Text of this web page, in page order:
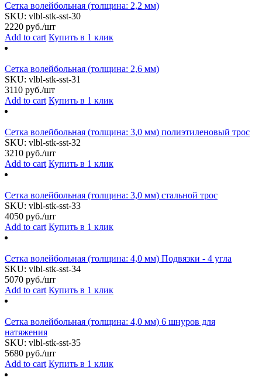
Сетка волейбольная (толщина: 2,2 мм)
SKU: vlbl-stk-sst-30
2220 руб./шт
Add to cart Купить в 1 клик
Сетка волейбольная (толщина: 2,6 мм)
SKU: vlbl-stk-sst-31
3110 руб./шт
Add to cart Купить в 1 клик
Сетка волейбольная (толщина: 3,0 мм) полиэтиленовый трос
SKU: vlbl-stk-sst-32
3210 руб./шт
Add to cart Купить в 1 клик
Сетка волейбольная (толщина: 3,0 мм) стальной трос
SKU: vlbl-stk-sst-33
4050 руб./шт
Add to cart Купить в 1 клик
Сетка волейбольная (толщина: 4,0 мм) Подвязки - 4 угла
SKU: vlbl-stk-sst-34
5070 руб./шт
Add to cart Купить в 1 клик
Сетка волейбольная (толщина: 4,0 мм) 6 шнуров для
натяжения
SKU: vlbl-stk-sst-35
5680 руб./шт
Add to cart Купить в 1 клик